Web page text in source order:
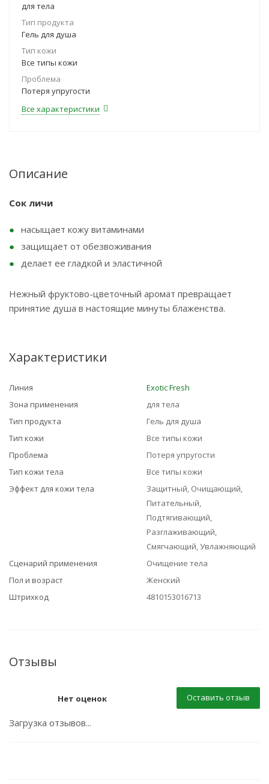
для тела
Тип продукта
Гель для душа
Тип кожи
Все типы кожи
Проблема
Потеря упругости
Все характеристики
Описание
Сок личи
насыщает кожу витаминами
защищает от обезвоживания
делает ее гладкой и эластичной
Нежный фруктово-цветочный аромат превращает
принятие душа в настоящие минуты блаженства.
Характеристики
Линия
Exotic Fresh
Зона применения
для тела
Тип продукта
Гель для душа
Тип кожи
Все типы кожи
Проблема
Потеря упругости
Тип кожи тела
Все типы кожи
Эффект для кожи тела
Защитный, Очищающий,
Питательный,
Подтягивающий,
Разглаживающий,
Смягчающий, Увлажняющий
Сценарий применения
Очищение тела
Пол и возраст
Женский
Штрихкод
4810153016713
Отзывы
Нет оценок Оставить отзыв
Загрузка отзывов...